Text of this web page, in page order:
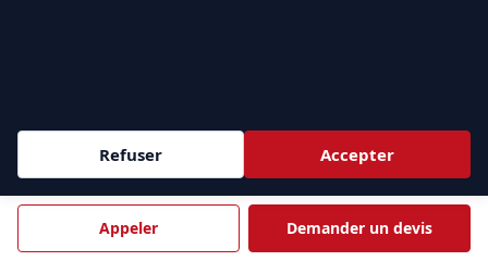
Appeler Demander un devis
entreprise
e
). Nous formons vos équipes au plus
près de vos sites.
Demander un devis →
Refuser Accepter